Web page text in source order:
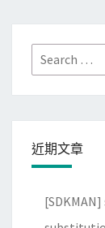
Search
for:
近期文章